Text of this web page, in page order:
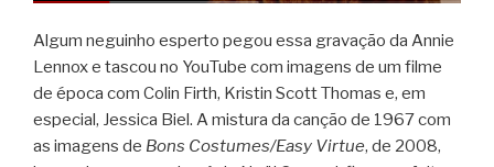
Algum neguinho esperto pegou essa gravação da Annie
Lennox e tascou no YouTube com imagens de um filme
de época com Colin Firth, Kristin Scott Thomas e, em
especial, Jessica Biel. A mistura da canção de 1967 com
as imagens de Bons Costumes/Easy Virtue, de 2008,